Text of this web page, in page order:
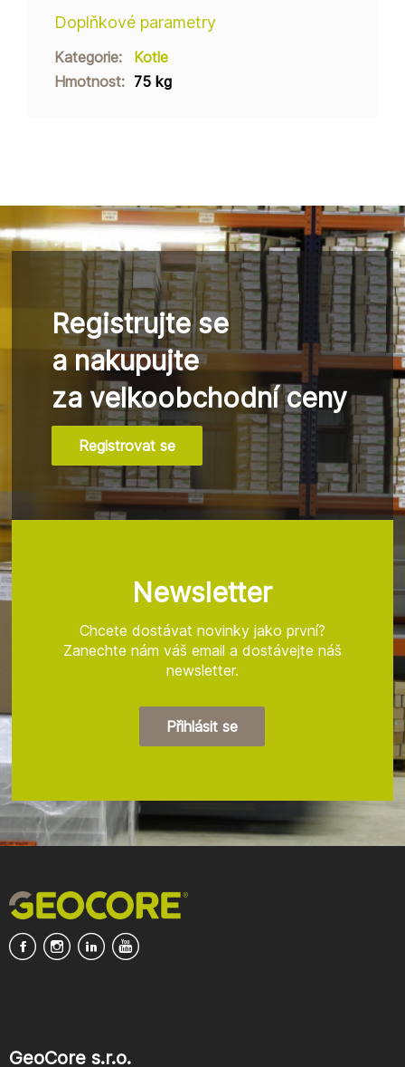
Doplňkové parametry
Kategorie:
Kotle
Hmotnost: 75 kg
á
p
a
t
í
Registrujte se
a nakupujte
za velkoobchodní ceny
Registrovat se
Newsletter
Chcete dostávat novinky jako první?
Zanechte nám váš email a dostávejte náš
newsletter.
Přihlásit se
GeoCore s.r.o.